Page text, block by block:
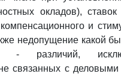
окладов), ставок
и
недопущение какой
- различий,
связанных с деловыми